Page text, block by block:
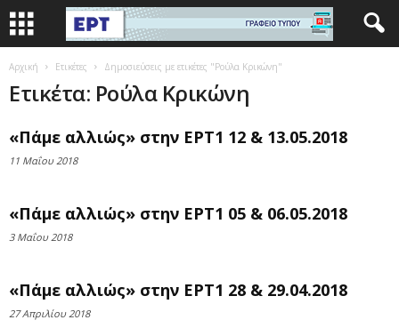
Αρχική Ετικέτες Δημοσιεύσεις με ετικέτες "Ρούλα Κρικώνη"
Ετικέτα: Ρούλα Κρικώνη
«Πάμε αλλιώς» στην ΕΡΤ1 12 & 13.05.2018
11 Μαΐου 2018
«Πάμε αλλιώς» στην ΕΡΤ1 05 & 06.05.2018
3 Μαΐου 2018
«Πάμε αλλιώς» στην ΕΡΤ1 28 & 29.04.2018
27 Απριλίου 2018